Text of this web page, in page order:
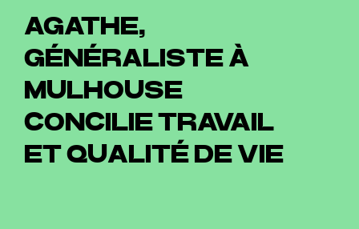
AGATHE,
GÉNÉRALISTE À
MULHOUSE
CONCILIE TRAVAIL
ET QUALITÉ DE VIE